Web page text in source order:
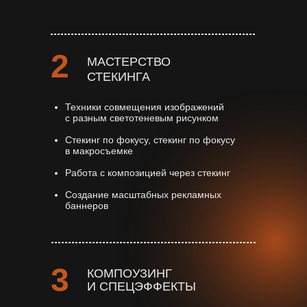
МАСТЕРСТВО
СТЕКИНГА
КОМПОУЗИНГ
И СПЕЦЭФФЕКТЫ
Техники совмещения изображений
с разным светотеневым рисунком
Стекинг по фокусу, стекинг по фокусу
в макросъемке
Работа с композицией через стекинг
Создание масштабных рекламных
баннеров
3
2